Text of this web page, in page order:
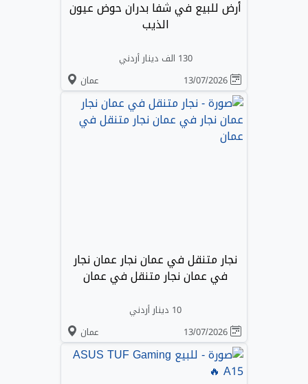
أرض للبيع في شفا بدران حوض عيون
الذيب
130 الف دينار أردني
عمان
نجار متنقل في عمان نجار عمان نجار
في عمان نجار متنقل في عمان
10 دينار أردني
عمان